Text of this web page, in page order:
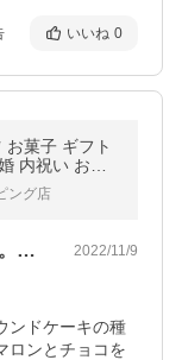
いいね 0
菓子 ギフト
内祝い お返
しゃれ 食品
ング店
法事の引き出物として購入しました。パウ… 2022/11/9
ンドケーキの種
ロンとチョコを